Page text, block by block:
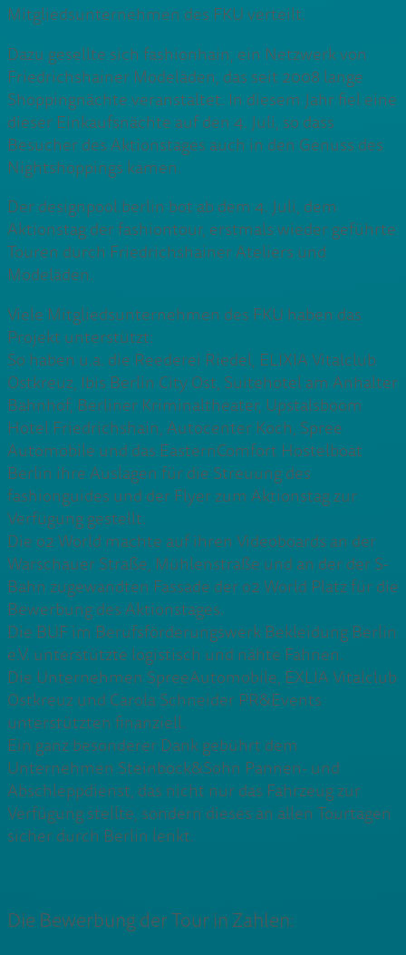
Mitgliedsunternehmen des FKU verteilt.
Dazu gesellte sich fashionhain, ein Netzwerk von
Friedrichshainer Modeläden, das seit 2008 lange
Shoppingnächte veranstaltet. In diesem Jahr fiel eine
dieser Einkaufsnächte auf den 4. Juli, so dass
Besucher des Aktionstages auch in den Genuss des
Nightshoppings kamen.
Der designpool.berlin bot ab dem 4. Juli, dem
Aktionstag der fashiontour, erstmals wieder geführte
Touren durch Friedrichshainer Ateliers und
Modeläden.
Viele Mitgliedsunternehmen des FKU haben das
Projekt unterstützt:
So haben u.a. die Reederei Riedel, ELIXIA Vitalclub
Ostkreuz, Ibis Berlin City Ost, Suitehotel am Anhalter
Bahnhof, Berliner Kriminaltheater, Upstalsboom
Hotel Friedrichshain, Autocenter Koch, Spree
Automobile und das EasternComfort Hostelboat
Berlin ihre Auslagen für die Streuung des
fashionguides und der Flyer zum Aktionstag zur
Verfügung gestellt.
Die o2 World machte auf ihren Videoboards an der
Warschauer Straße, Mühlenstraße und an der der S-
Bahn zugewandten Fassade der o2 World Platz für die
Bewerbung des Aktionstages.
Die BUF im Berufsförderungswerk Bekleidung Berlin
e.V. unterstützte logistisch und nähte Fahnen.
Die Unternehmen SpreeAutomobile, EXLIA Vitalclub
Ostkreuz und Carola Schneider PR&Events
unterstützten finanziell.
Ein ganz besonderer Dank gebührt dem
Unternehmen Steinbock&Sohn Pannen- und
Abschleppdienst, das nicht nur das Fahrzeug zur
Verfügung stellte, sondern dieses an allen Tourtagen
sicher durch Berlin lenkt.
Die Bewerbung der Tour in Zahlen: